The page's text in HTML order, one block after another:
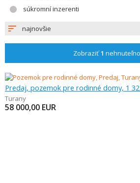
súkromní inzerenti
najnovšie
Zobraziť1
Predaj, pozemok pre rodinné domy, 1
Turany
58 000,00 EUR